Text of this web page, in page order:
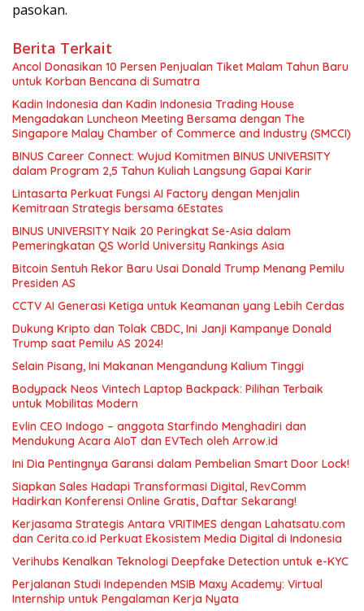
pasokan.
Berita Terkait
Ancol Donasikan 10 Persen Penjualan Tiket Malam Tahun Baru
untuk Korban Bencana di Sumatra
Kadin Indonesia dan Kadin Indonesia Trading House
Mengadakan Luncheon Meeting Bersama dengan The
Singapore Malay Chamber of Commerce and Industry (SMCCI)
BINUS Career Connect: Wujud Komitmen BINUS UNIVERSITY
dalam Program 2,5 Tahun Kuliah Langsung Gapai Karir
Lintasarta Perkuat Fungsi AI Factory dengan Menjalin
Kemitraan Strategis bersama 6Estates
BINUS UNIVERSITY Naik 20 Peringkat Se-Asia dalam
Pemeringkatan QS World University Rankings Asia
Bitcoin Sentuh Rekor Baru Usai Donald Trump Menang Pemilu
Presiden AS
CCTV AI Generasi Ketiga untuk Keamanan yang Lebih Cerdas
Dukung Kripto dan Tolak CBDC, Ini Janji Kampanye Donald
Trump saat Pemilu AS 2024!
Selain Pisang, Ini Makanan Mengandung Kalium Tinggi
Bodypack Neos Vintech Laptop Backpack: Pilihan Terbaik
untuk Mobilitas Modern
Evlin CEO Indogo – anggota Starfindo Menghadiri dan
Mendukung Acara AIoT dan EVTech oleh Arrow.id
Ini Dia Pentingnya Garansi dalam Pembelian Smart Door Lock!
Siapkan Sales Hadapi Transformasi Digital, RevComm
Hadirkan Konferensi Online Gratis, Daftar Sekarang!
Kerjasama Strategis Antara VRITIMES dengan Lahatsatu.com
dan Cerita.co.id Perkuat Ekosistem Media Digital di Indonesia
Verihubs Kenalkan Teknologi Deepfake Detection untuk e-KYC
Perjalanan Studi Independen MSIB Maxy Academy: Virtual
Internship untuk Pengalaman Kerja Nyata